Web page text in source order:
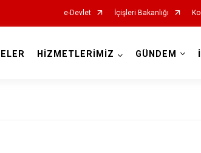
e-Devlet İçişleri Bakanlığı
HİZMETLERİMİZ GÜNDEM